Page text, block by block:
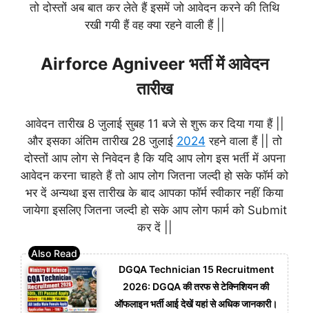
तो दोस्तों अब बात कर लेते हैं इसमें जो आवेदन करने की तिथि
रखी गयी हैं वह क्या रहने वाली हैं ||
Airforce Agniveer भर्ती में आवेदन
तारीख
आवेदन तारीख 8 जुलाई सुबह 11 बजे से शुरू कर दिया गया हैं ||
और इसका अंतिम तारीख 28 जुलाई 2024 रहने वाला हैं || तो
दोस्तों आप लोग से निवेदन है कि यदि आप लोग इस भर्ती में अपना
आवेदन करना चाहते हैं तो आप लोग जितना जल्दी हो सके फॉर्म को
भर दें अन्यथा इस तारीख के बाद आपका फॉर्म स्वीकार नहीं किया
जायेगा इसलिए जितना जल्दी हो सके आप लोग फार्म को Submit
कर दें ||
DGQA Technician 15 Recruitment
2026: DGQA की तरफ से टेक्निशियन की
ऑफलाइन भर्ती आई देखें यहां से अधिक जानकारी।